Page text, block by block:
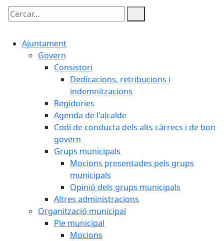
Cercar:
Ajuntament
Govern
Consistori
Dedicacions, retribucions i
indemnitzacions
Regidories
Agenda de l'alcalde
Codi de conducta dels alts càrrecs i de bon
govern
Grups municipals
Mocions presentades pels grups
municipals
Opinió dels grups municipals
Altres administracions
Organització municipal
Ple municipal
Mocions